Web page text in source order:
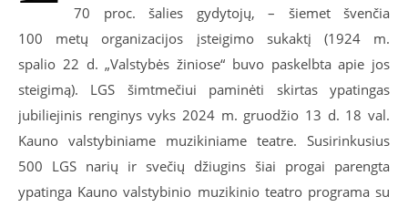
70 proc. šalies gydytojų, – šiemet švenčia
100 metų organizacijos įsteigimo sukaktį (1924 m.
spalio 22 d. „Valstybės žiniose“ buvo paskelbta apie jos
steigimą). LGS šimtmečiui paminėti skirtas ypatingas
jubiliejinis renginys vyks 2024 m. gruodžio 13 d. 18 val.
Kauno valstybiniame muzikiniame teatre. Susirinkusius
500 LGS narių ir svečių džiugins šiai progai parengta
ypatinga Kauno valstybinio muzikinio teatro programa su